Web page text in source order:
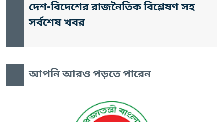
দেশ-বিদেশের রাজনৈতিক বিশ্লেষণ সহ
সর্বশেষ খবর
আপনি আরও পড়তে পারেন